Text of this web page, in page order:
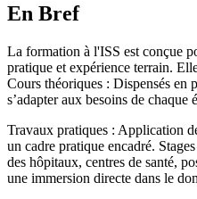
En Bref
La formation à l'ISS est conçue
pratique et expérience terrain.
Cours théoriques : Dispensés en
s’adapter aux besoins de chaque
Travaux pratiques : Application
un cadre pratique encadré.
des hôpitaux, centres de santé,
une immersion directe dans le